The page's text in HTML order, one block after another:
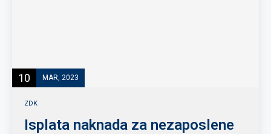
10 MAR, 2023
ZDK
Isplata naknada za nezaposlene